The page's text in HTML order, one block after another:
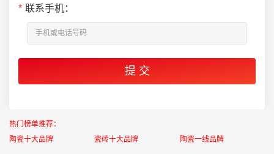
* 联系手机：
热门榜单推荐：
陶瓷十大品牌
瓷砖十大品牌 陶瓷一线品牌